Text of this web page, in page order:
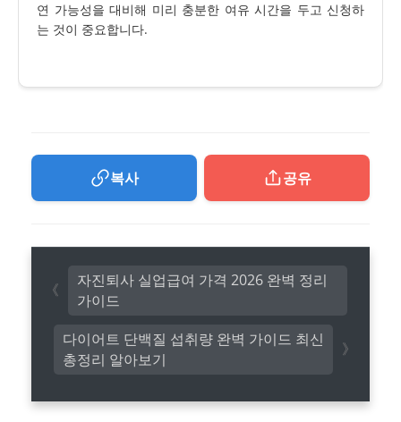
연 가능성을 대비해 미리 충분한 여유 시간을 두고 신청하
는 것이 중요합니다.
복사 공유
다이어트 단백질 섭취량 완벽 가이드 최신
총정리 알아보기
자진퇴사 실업급여 가격 2026 완벽 정리
가이드